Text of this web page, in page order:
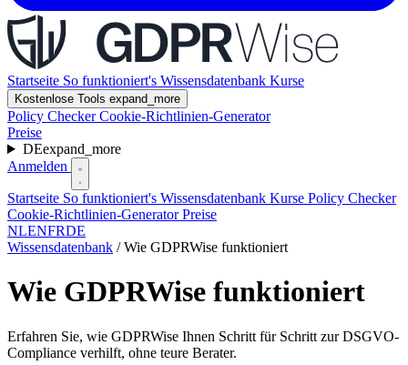
Startseite So funktioniert's Wissensdatenbank Kurse
Kostenlose Tools expand_more
Policy CheckerCookie-Richtlinien-Generator
Preise
DEexpand_more
Anmelden
Startseite So funktioniert's Wissensdatenbank Kurse Policy Checker
Cookie-Richtlinien-GeneratorPreise
NLENFRDE
Wissensdatenbank / Wie GDPRWise funktioniert
Wie GDPRWise funktioniert
Erfahren Sie, wie GDPRWise Ihnen Schritt für Schritt zur DSGVO-
Compliance verhilft, ohne teure Berater.